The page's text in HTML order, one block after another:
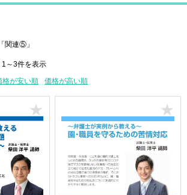
関連⑤」
1～3件を表示
格が安い順 価格が高い順
★ ★